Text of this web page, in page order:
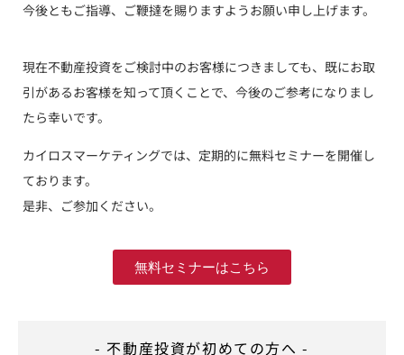
今後ともご指導、ご鞭撻を賜りますようお願い申し上げます。
現在不動産投資をご検討中のお客様につきましても、既にお取
引があるお客様を知って頂くことで、今後のご参考になりまし
たら幸いです。
カイロスマーケティングでは、定期的に無料セミナーを開催し
ております。
是非、ご参加ください。
無料セミナーはこちら
- 不動産投資が初めての方へ -